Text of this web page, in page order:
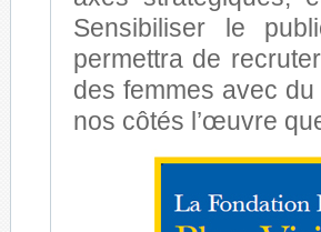
Sensibiliser le
permettra de
des femmes avec
nos côtés l’œuvre